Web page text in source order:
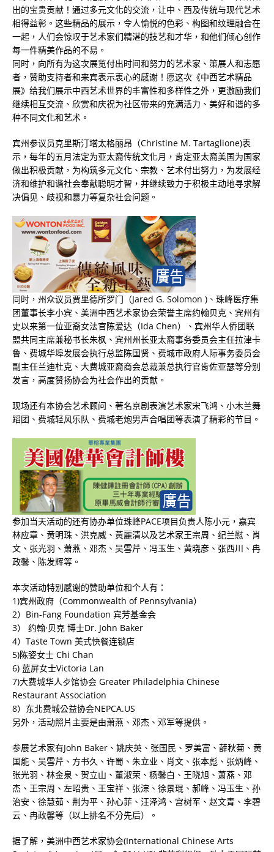
出的宝贵贡献！通过多元文化的交流，让中、西及传统与现代艺术
相得益彰。这些精品的展示，令人愉悦的色彩、构图和纹理融合在
一起，人们会惊叹于艺术家们精湛的技艺和才华，和他们倾心创作
每一件精美作品的不易。
同时，向所有为这次展览付出时间和努力的艺术家、策展人和志愿
者，赞助支持者和来宾表示衷心的感谢！愿这次《中西艺术精品
展》给我们展示中西艺术世界的丰富性和多样性之外，更激励我们
继续相互交流、欣赏和庆祝为社区带来的充满活力、美好和谐的多
种不同文化和艺术。
宾州参议员克里斯汀塔太格丽昂（Christine M. Tartaglione)表
示，每年的五月法定为亚太裔传统文化月，肯定亚太裔美国为国家
做出积极贡献，为构筑多元文化、宗教、艺术付出努力，为发展经
济和维护和谐社会奉献聪明才智，并继续致力于积极主动地寻求解
决偏见、歧视和暴力等复杂社会问题。
同时，州众议员贾里德所罗门（Jared G. Solomon )、珠峰医疗集
团董事长李小宾、美洲中西艺术家协会荣誉主席约翰贝克、宾州有
史以来第一位亚裔女法官陈爱达（Ida Chen）、宾州华人侨团联
盟共同主席兼秘书长朱枫、宾州州长亚太裔事务委员会主任拉津卡
鲁、费城华埠发展会执行总监陈国贤、费城市政府人际事务委员会
副主任兰迪杜克、大费城亚裔商会总裁兼总执行官肯佐亚瑟等分别
发言，高度赞扬协会为社会作出的贡献。
现场还有本协会艺术顾问、著名京剧表演艺术家宋飞鸿、小木兰舞
蹈团、费城轻风乐队、费城老炮男声合唱团等表演了精彩的节目。
参加当天活动的还有协办单位珠峰PACE项目负责人陈小元，嘉宾
林应章、黄明珠、洪克威、黃麗清以及艺术家王宗周、纪兰慰、肖
文、张光羽、萧燕、邓杰、吴雪芹、冯玉生、黄晓彦、张西川、冉
政馨、陈发辉等。
本次活动特别感谢的赞助单位和个人有：
1)宾州政府（Commonwealth of Pennsylvania）
2）Bin-Fang Foundation 宾芳基金会
3） 约翰·贝克 博士Dr. John Baker
4）Taste Town 美式快餐连锁店
5)陈姿女士 Chi Chan
6) 蓝屏女士Victoria Lan
7)大费城华人歺馆协会 Greater Philadelphia Chinese
Restaurant Association
8）东北费城公益协会NEPCA.US
另外，活动照片主要是由萧燕、邓杰、邓军等提供。
参展艺术家有John Baker、姚庆英、张国民、罗美富、薛秋菊、黄
国能、吴雪芹、方书久、许蜀、朱立业、肖文、张本彪、张炳峰、
张光羽、林金泉、贺立山、董淑荣、杨馨白、王晓旭、萧燕、邓
杰、王宗周、左昭贵、王宝祥、张淙、徐景琨、郝峰、冯玉生、孙
治安、徐慧茹、荆为平、孙心菲、汪泽鸿、宫树军、赵文青、李碧
云、冉政馨等（以上排名不分先后）。
据了解，美洲中西艺术家协会(International Chinese Arts